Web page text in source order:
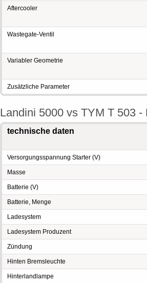
Aftercooler
Wastegate-Ventil
Variabler Geometrie
Zusätzliche Parameter
Landini 5000 vs TYM T 503 -
technische daten
Versorgungsspannung Starter (V)
Masse
Batterie (V)
Batterie, Menge
Ladesystem
Ladesystem Produzent
Zündung
Hinten Bremsleuchte
Hinterlandlampe